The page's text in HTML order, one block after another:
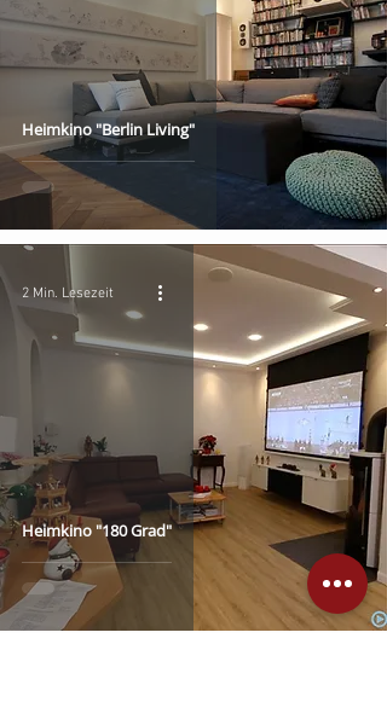
Heimkino "Berlin Living"
Heimkino "180 Grad"
2 Min. Lesezeit